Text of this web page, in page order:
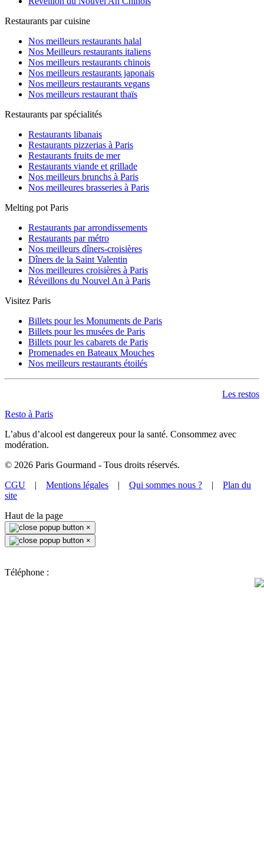
Restaurants par cuisine
Nos meilleurs restaurants halal
Nos Meilleurs restaurants italiens
Nos meilleurs restaurants chinois
Nos meilleurs restaurants japonais
Nos meilleurs restaurants vegans
Nos meilleurs restaurant thaïs
Restaurants par spécialités
Restaurants libanais
Restaurants pizzerias à Paris
Restaurants fruits de mer
Restaurants viande et grillade
Nos meilleurs brunchs à Paris
Nos meilleures brasseries à Paris
Melting pot Paris
Restaurants par arrondissements
Restaurants par métro
Nos meilleurs dîners-croisières
Dîners de la Saint Valentin
Nos meilleures croisières à Paris
Réveillons du Nouvel An à Paris
Visitez Paris
Billets pour les Monuments de Paris
Billets pour les musées de Paris
Billets pour les cabarets de Paris
Promenades en Bateaux Mouches
Nos meilleurs restaurants étoilés
Les restos
Resto à Paris
L’abus d’alcool est dangereux pour la santé. Consommez avec
modération.
© 2026 Paris Gourmand - Tous droits réservés.
CGU | Mentions légales | Qui sommes nous ? | Plan du
site
Haut de la page
×
×
Téléphone :